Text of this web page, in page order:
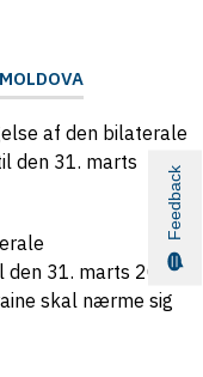
af den bilaterale
den 31. marts
31. marts 2027.
skal nærme sig
Feedback